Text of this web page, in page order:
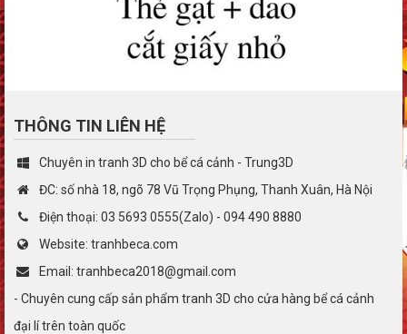
THÔNG TIN LIÊN HỆ
Chuyên in tranh 3D cho bể cá cảnh - Trung3D
ĐC: số nhà 18, ngõ 78 Vũ Trọng Phụng, Thanh Xuân, Hà Nội
Điện thoại: 03 5693 0555(Zalo) - 094 490 8880
Website: tranhbeca.com
Email: tranhbeca2018@gmail.com
- Chuyên cung cấp sản phẩm tranh 3D cho cửa hàng bể cá cảnh
đại lí trên toàn quốc